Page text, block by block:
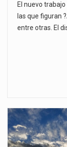
El nuevo
las que figuran
entre otras. El